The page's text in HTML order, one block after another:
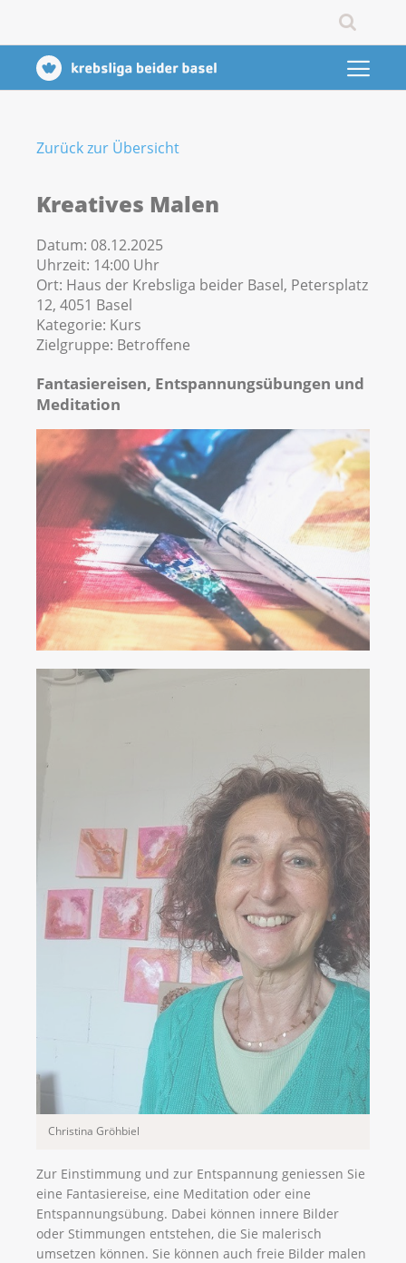
Zurück zur Übersicht
Kreatives Malen
Datum: 08.12.2025
Uhrzeit: 14:00 Uhr
Ort: Haus der Krebsliga beider Basel, Petersplatz
12, 4051 Basel
Kategorie: Kurs
Zielgruppe: Betroffene
Fantasiereisen, Entspannungsübungen und
Meditation
Christina Gröhbiel
Zur Einstimmung und zur Entspannung geniessen Sie
eine Fantasiereise, eine Meditation oder eine
Entspannungsübung. Dabei können innere Bilder
oder Stimmungen entstehen, die Sie malerisch
umsetzen können. Sie können auch freie Bilder malen